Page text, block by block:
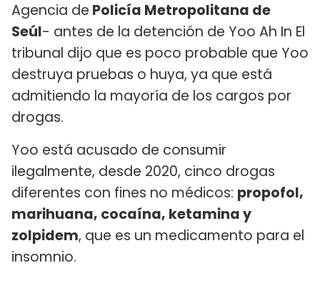
Agencia de Policía Metropolitana de
Seúl- antes de la detención de Yoo Ah In El
tribunal dijo que es poco probable que Yoo
destruya pruebas o huya, ya que está
admitiendo la mayoría de los cargos por
drogas.
Yoo está acusado de consumir
ilegalmente, desde 2020, cinco drogas
diferentes con fines no médicos: propofol,
marihuana, cocaína, ketamina y
zolpidem, que es un medicamento para el
insomnio.